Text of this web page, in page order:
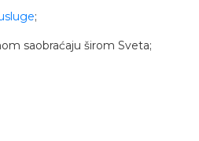
;
saobraćaju širom Sveta;